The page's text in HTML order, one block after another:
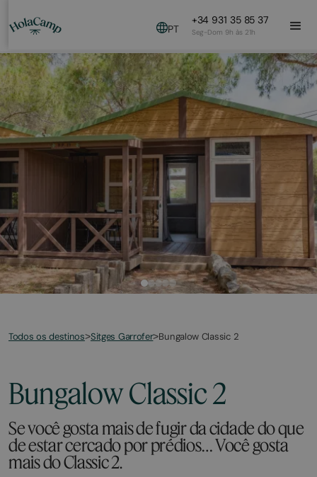
PT
+34 931 35 85 37
Seg-Dom 9h às 21h
Todos os destinos>Sitges Garrofer>Bungalow Classic 2
Bungalow Classic 2
Se você gosta mais de fugir da cidade do que
de estar cercado por prédios… Você gosta
mais do Classic 2.